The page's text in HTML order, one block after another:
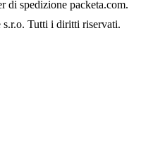
Tutti i diritti riservati.